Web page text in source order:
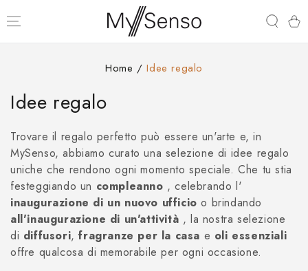
CONTENUTO
Home / Idee regalo
Collezione:
Idee regalo
Trovare il regalo perfetto può essere un'arte e, in
MySenso, abbiamo curato una selezione di idee regalo
uniche che rendono ogni momento speciale. Che tu stia
festeggiando un compleanno , celebrando l'
inaugurazione di un nuovo ufficio o brindando
all'inaugurazione di un'attività , la nostra selezione
di diffusori,fragranze per la casa e oli essenziali
offre qualcosa di memorabile per ogni occasione.